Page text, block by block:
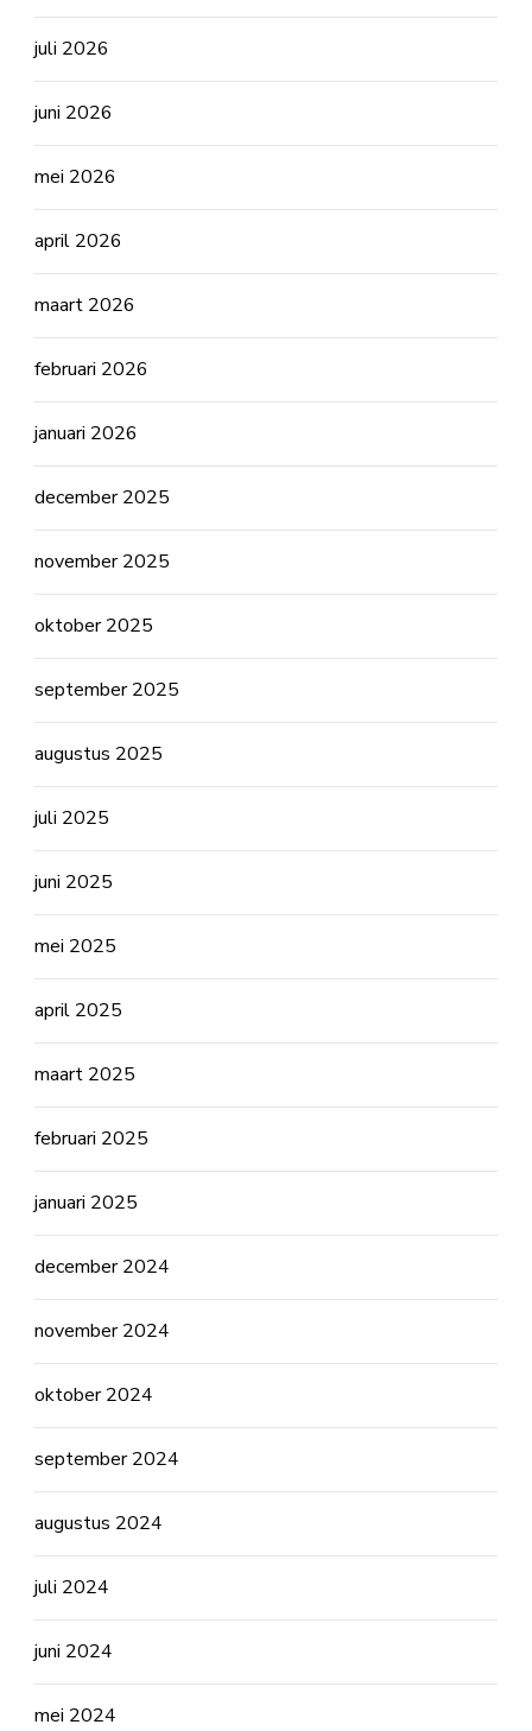
juli 2026
juni 2026
mei 2026
april 2026
maart 2026
februari 2026
januari 2026
december 2025
november 2025
oktober 2025
september 2025
augustus 2025
juli 2025
juni 2025
mei 2025
april 2025
maart 2025
februari 2025
januari 2025
december 2024
november 2024
oktober 2024
september 2024
augustus 2024
juli 2024
juni 2024
mei 2024